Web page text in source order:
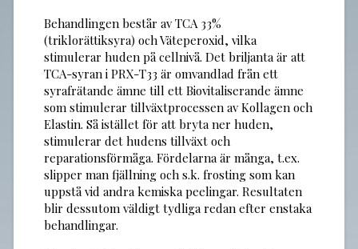
Behandlingen består av TCA 33%
(triklorättiksyra) och Väteperoxid, vilka
stimulerar huden på cellnivå. Det briljanta är att
TCA-syran i PRX-T33 är omvandlad från ett
syrafrätande ämne till ett Biovitaliserande ämne
som stimulerar tillväxtprocessen av Kollagen och
Elastin. Så istället för att bryta ner huden,
stimulerar det hudens tillväxt och
reparationsförmåga. Fördelarna är många, t.ex.
slipper man fjällning och s.k. frosting som kan
uppstå vid andra kemiska peelingar. Resultaten
blir dessutom väldigt tydliga redan efter enstaka
behandlingar.